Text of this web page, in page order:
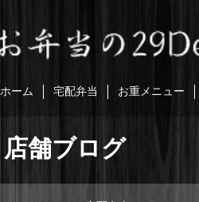
ホーム 宅配弁当 お重メニュー
店舗ブログ